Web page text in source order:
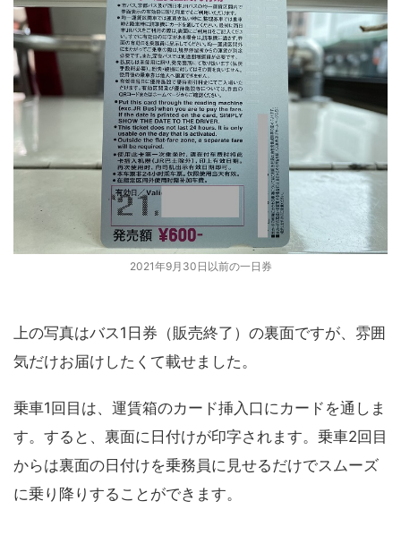
2021年9月30日以前の一日券
上の写真はバス1日券（販売終了）の裏面ですが、雰囲
気だけお届けしたくて載せました。
乗車1回目は、運賃箱のカード挿入口にカードを通しま
す。すると、裏面に日付けが印字されます。乗車2回目
からは裏面の日付けを乗務員に見せるだけでスムーズ
に乗り降りすることができます。